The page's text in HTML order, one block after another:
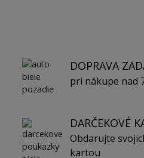
DOPRAVA
pri nákupe nad
DARČEKOVÉ
Obdarujte
kartou